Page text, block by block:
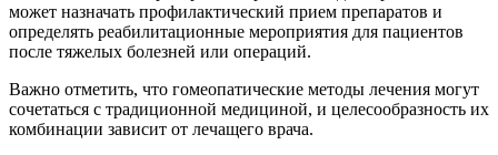
может назначать профилактический прием препаратов и
определять реабилитационные мероприятия для пациентов
после тяжелых болезней или операций.
Важно отметить, что гомеопатические методы лечения могут
сочетаться с традиционной медициной, и целесообразность их
комбинации зависит от лечащего врача.